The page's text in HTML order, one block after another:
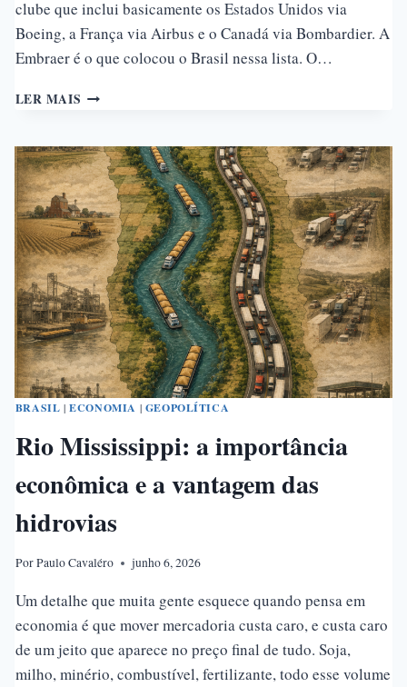
clube que inclui basicamente os Estados Unidos via
Boeing, a França via Airbus e o Canadá via Bombardier. A
Embraer é o que colocou o Brasil nessa lista. O…
LER MAIS EMBRAER:
DA
ÚNICA
FABRICANTE
DE
AVIÕES
DO
HEMISFÉRIO
SUL
BRASIL |ECONOMIA | GEOPOLÍTICA
Rio Mississippi: a importância
econômica e a vantagem das
hidrovias
PorPaulo Cavaléro junho 6, 2026
Um detalhe que muita gente esquece quando pensa em
economia é que mover mercadoria custa caro, e custa caro
de um jeito que aparece no preço final de tudo. Soja,
milho, minério, combustível, fertilizante, todo esse volume